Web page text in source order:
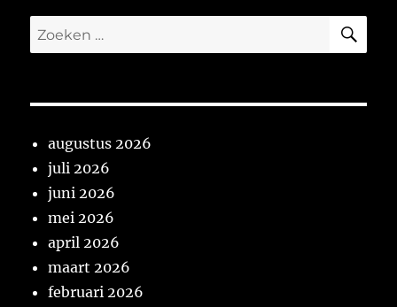
Zoeken
naar:
augustus 2026
juli 2026
juni 2026
mei 2026
april 2026
maart 2026
februari 2026